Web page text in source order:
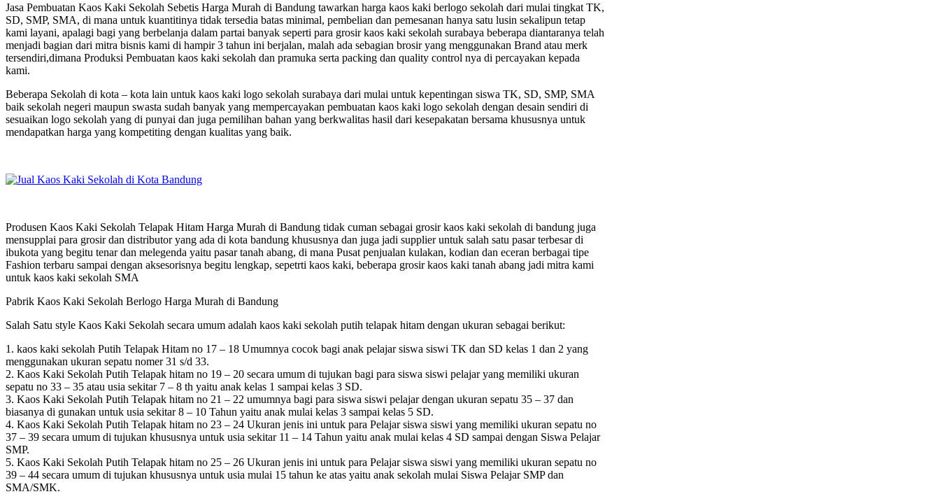
Jasa Pembuatan Kaos Kaki Sekolah Sebetis Harga Murah di Bandung tawarkan harga kaos kaki berlogo sekolah dari mulai tingkat TK,
SD, SMP, SMA, di mana untuk kuantitinya tidak tersedia batas minimal, pembelian dan pemesanan hanya satu lusin sekalipun tetap
kami layani, apalagi bagi yang berbelanja dalam partai banyak seperti para grosir kaos kaki sekolah surabaya beberapa diantaranya telah
menjadi bagian dari mitra bisnis kami di hampir 3 tahun ini berjalan, malah ada sebagian brosir yang menggunakan Brand atau merk
tersendiri,dimana Produksi Pembuatan kaos kaki sekolah dan pramuka serta packing dan quality control nya di percayakan kepada
kami.
Beberapa Sekolah di kota – kota lain untuk kaos kaki logo sekolah surabaya dari mulai untuk kepentingan siswa TK, SD, SMP, SMA
baik sekolah negeri maupun swasta sudah banyak yang mempercayakan pembuatan kaos kaki logo sekolah dengan desain sendiri di
sesuaikan logo sekolah yang di punyai dan juga pemilihan bahan yang berkwalitas hasil dari kesepakatan bersama khususnya untuk
mendapatkan harga yang kompetiting dengan kualitas yang baik.
Produsen Kaos Kaki Sekolah Telapak Hitam Harga Murah di Bandung tidak cuman sebagai grosir kaos kaki sekolah di bandung juga
mensupplai para grosir dan distributor yang ada di kota bandung khususnya dan juga jadi supplier untuk salah satu pasar terbesar di
ibukota yang begitu tenar dan melegenda yaitu pasar tanah abang, di mana Pusat penjualan kulakan, kodian dan eceran berbagai tipe
Fashion terbaru sampai dengan aksesorisnya begitu lengkap, sepetrti kaos kaki, beberapa grosir kaos kaki tanah abang jadi mitra kami
untuk kaos kaki sekolah SMA
Pabrik Kaos Kaki Sekolah Berlogo Harga Murah di Bandung
Salah Satu style Kaos Kaki Sekolah secara umum adalah kaos kaki sekolah putih telapak hitam dengan ukuran sebagai berikut:
1. kaos kaki sekolah Putih Telapak Hitam no 17 – 18 Umumnya cocok bagi anak pelajar siswa siswi TK dan SD kelas 1 dan 2 yang
menggunakan ukuran sepatu nomer 31 s/d 33.
2. Kaos Kaki Sekolah Putih Telapak hitam no 19 – 20 secara umum di tujukan bagi para siswa siswi pelajar yang memiliki ukuran
sepatu no 33 – 35 atau usia sekitar 7 – 8 th yaitu anak kelas 1 sampai kelas 3 SD.
3. Kaos Kaki Sekolah Putih Telapak hitam no 21 – 22 umumnya bagi para siswa siswi pelajar dengan ukuran sepatu 35 – 37 dan
biasanya di gunakan untuk usia sekitar 8 – 10 Tahun yaitu anak mulai kelas 3 sampai kelas 5 SD.
4. Kaos Kaki Sekolah Putih Telapak hitam no 23 – 24 Ukuran jenis ini untuk para Pelajar siswa siswi yang memiliki ukuran sepatu no
37 – 39 secara umum di tujukan khususnya untuk usia sekitar 11 – 14 Tahun yaitu anak mulai kelas 4 SD sampai dengan Siswa Pelajar
SMP.
5. Kaos Kaki Sekolah Putih Telapak hitam no 25 – 26 Ukuran jenis ini untuk para Pelajar siswa siswi yang memiliki ukuran sepatu no
39 – 44 secara umum di tujukan khususnya untuk usia mulai 15 tahun ke atas yaitu anak sekolah mulai Siswa Pelajar SMP dan
SMA/SMK.